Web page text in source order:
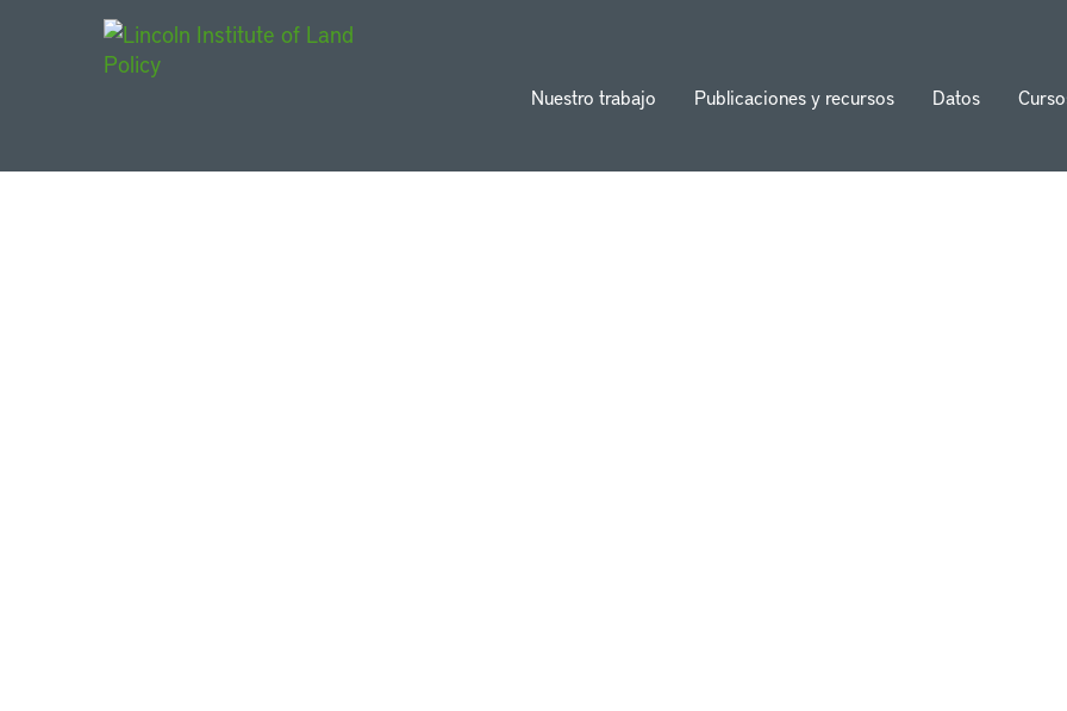
Nuestro trabajo Publicaciones y recursos Datos